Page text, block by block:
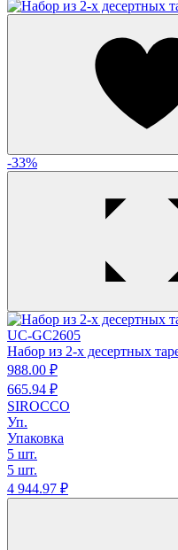
-33%
UC-GC2605
Набор из 2-х десертных
988.00 ₽
665.94 ₽
SIROCCO
Уп.
Упаковка
5 шт.
5 шт.
4 944.97 ₽